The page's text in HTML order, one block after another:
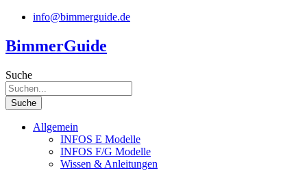
Zum
springen
info@bimmerguide.de
BimmerGuide
Suche
Suche
Allgemein
INFOS E Modelle
INFOS F/G Modelle
Wissen & Anleitungen